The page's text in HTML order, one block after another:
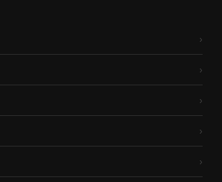
›
›
›
›
›